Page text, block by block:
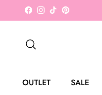
Ga naar inhoud
Facebook
Instagram
TikTokPinterest
OUTLET SALE